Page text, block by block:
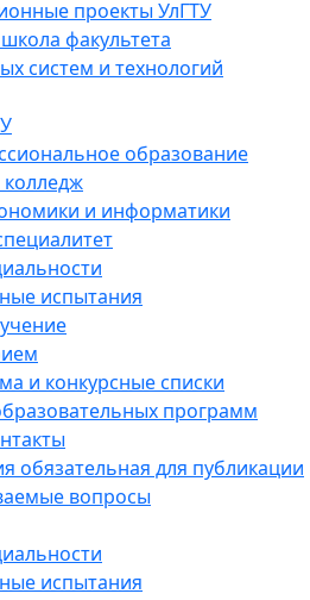
проекты УлГТУ
факультета
систем и технологий
образование
и информатики
испытания
и конкурсные списки
программ
обязательная для публикации
вопросы
испытания